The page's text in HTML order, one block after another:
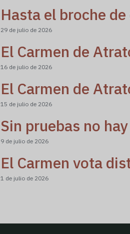
Hasta el broche
29 de julio de 2026
El Carmen de
16 de julio de 2026
El Carmen de
15 de julio de 2026
Sin pruebas no
9 de julio de 2026
El Carmen vota
1 de julio de 2026